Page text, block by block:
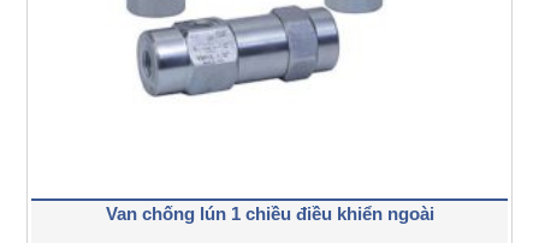
Van chống lún 1 chiều điều khiển ngoài